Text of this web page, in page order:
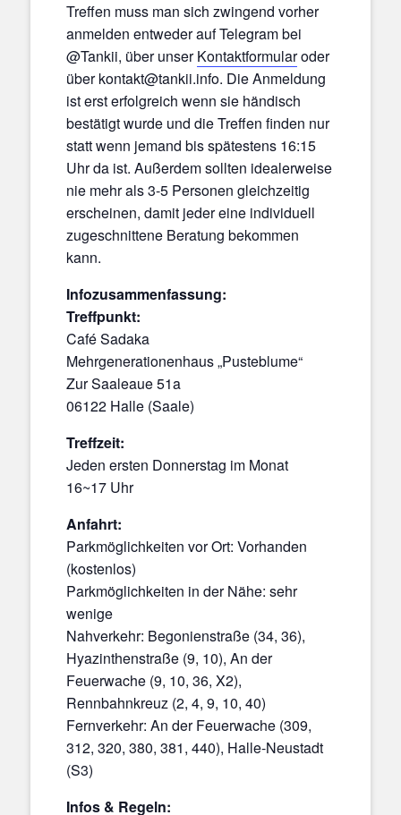
Treffen muss man sich zwingend vorher
anmelden entweder auf Telegram bei
@Tankii, über unserKontaktformularoder
über kontakt@tankii.info. Die Anmeldung
ist erst erfolgreich wenn sie händisch
bestätigt wurde und die Treffen finden nur
statt wenn jemand bis spätestens 16:15
Uhr da ist. Außerdem sollten idealerweise
nie mehr als 3-5 Personen gleichzeitig
erscheinen, damit jeder eine individuell
zugeschnittene Beratung bekommen
kann.
Infozusammenfassung:
Treffpunkt:
Café Sadaka
Mehrgenerationenhaus „Pusteblume“
Zur Saaleaue 51a
06122 Halle (Saale)
Treffzeit:
Jeden ersten Donnerstag im Monat
16~17 Uhr
Anfahrt:
Parkmöglichkeiten vor Ort: Vorhanden
(kostenlos)
Parkmöglichkeiten in der Nähe: sehr
wenige
Nahverkehr: Begonienstraße (34, 36),
Hyazinthenstraße (9, 10), An der
Feuerwache (9, 10, 36, X2),
Rennbahnkreuz (2, 4, 9, 10, 40)
Fernverkehr: An der Feuerwache (309,
312, 320, 380, 381, 440), Halle-Neustadt
(S3)
Infos & Regeln: